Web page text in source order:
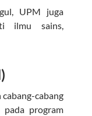
UPM juga
ilmu sains,
cabang
program